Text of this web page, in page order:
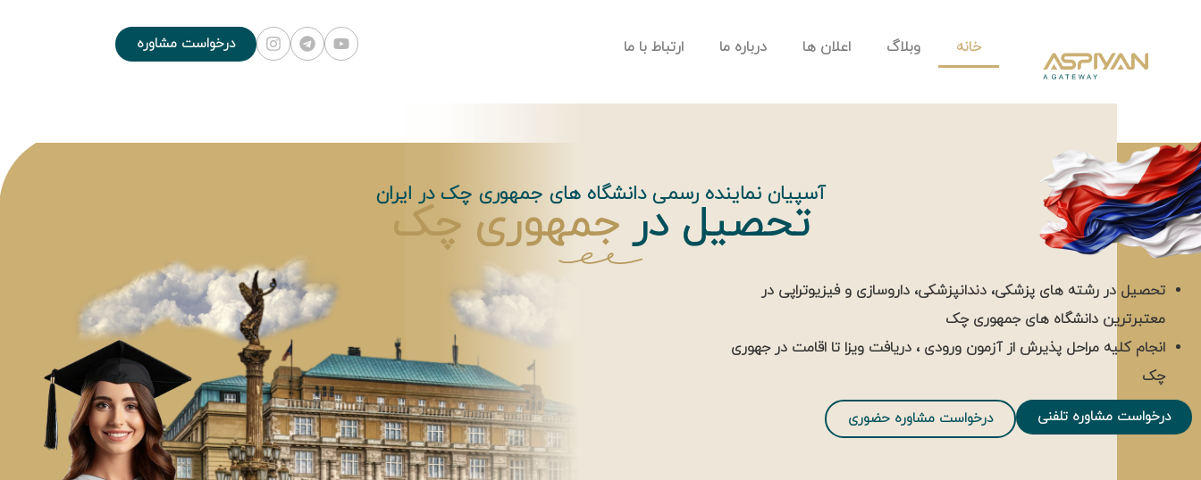
خانه وبلاگ اعلان ها درباره ما ارتباط با ما درخواست مشاوره
آسپیان نماینده رسمی دانشگاه های جمهوری چک در ایران
تحصیل درجمهوری چک
تحصیل در رشته های پزشکی، دندانپزشکی، داروسازی و فیزیوتراپی در
معتبرترین دانشگاه های جمهوری چک
انجام کلیه مراحل پذیرش از آزمون ورودی ، دریافت ویزا تا اقامت در جهوری
چک
درخواست مشاوره تلفنی درخواست مشاوره حضوری